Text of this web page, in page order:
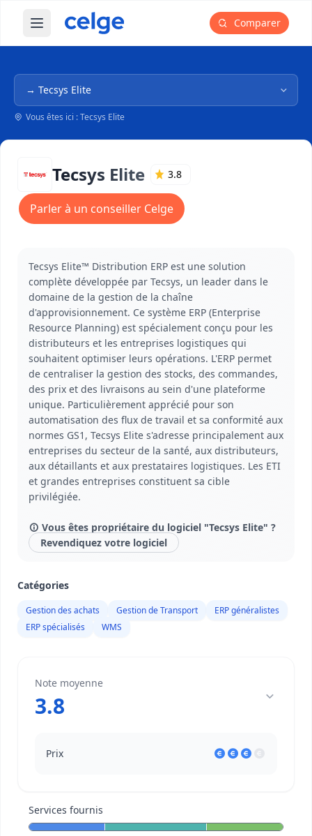
Ouvrir le menu principal Comparer
Navigation dans l'arborescence
Vous êtes ici : Tecsys Elite
Tecsys Elite 3.8
Parler à un conseiller Celge
Tecsys Elite™ Distribution ERP est une solution
complète développée par Tecsys, un leader dans le
domaine de la gestion de la chaîne
d'approvisionnement. Ce système ERP (Enterprise
Resource Planning) est spécialement conçu pour les
distributeurs et les entreprises logistiques qui
souhaitent optimiser leurs opérations. L'ERP permet
de centraliser la gestion des stocks, des commandes,
des prix et des livraisons au sein d'une plateforme
unique. Particulièrement apprécié pour son
automatisation des flux de travail et sa conformité aux
normes GS1, Tecsys Elite s'adresse principalement aux
entreprises du secteur de la santé, aux distributeurs,
aux détaillants et aux prestataires logistiques. Les ETI
et grandes entreprises constituent sa cible
privilégiée.
Vous êtes propriétaire du logiciel "Tecsys Elite" ?
Revendiquez votre logiciel
Catégories
Gestion des achats Gestion de Transport
ERP généralistes
ERP spécialisés
WMS
Note moyenne
3.8
Prix
Services fournis